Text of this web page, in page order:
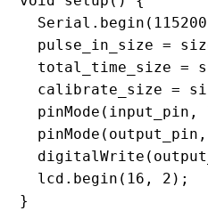
pulse_in_size =
total_time_size =
calibrate_size =
pinMode(input_pin,
  lcd.begin(16, 2);
}